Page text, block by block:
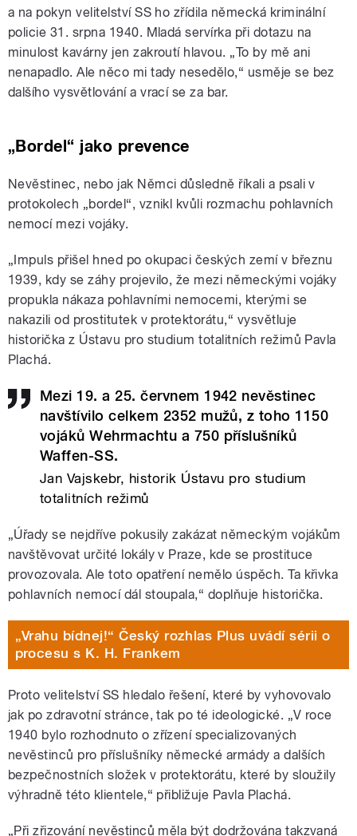
a na pokyn velitelství SS ho zřídila německá kriminální
policie 31. srpna 1940. Mladá servírka při dotazu na
minulost kavárny jen zakroutí hlavou. „To by mě ani
nenapadlo. Ale něco mi tady nesedělo,“ usměje se bez
dalšího vysvětlování a vrací se za bar.
„Bordel“ jako prevence
Nevěstinec, nebo jak Němci důsledně říkali a psali v
protokolech „bordel“, vznikl kvůli rozmachu pohlavních
nemocí mezi vojáky.
„Impuls přišel hned po okupaci českých zemí v březnu
1939, kdy se záhy projevilo, že mezi německými vojáky
propukla nákaza pohlavními nemocemi, kterými se
nakazili od prostitutek v protektorátu,“ vysvětluje
historička z Ústavu pro studium totalitních režimů Pavla
Plachá.
Mezi 19. a 25. červnem 1942 nevěstinec
navštívilo celkem 2352 mužů, z toho 1150
vojáků Wehrmachtu a 750 příslušníků
Waffen-SS.
Jan Vajskebr, historik Ústavu pro studium
totalitních režimů
„Úřady se nejdříve pokusily zakázat německým vojákům
navštěvovat určité lokály v Praze, kde se prostituce
provozovala. Ale toto opatření nemělo úspěch. Ta křivka
pohlavních nemocí dál stoupala,“ doplňuje historička.
„Vrahu bídnej!“ Český rozhlas Plus uvádí sérii o
procesu s K. H. Frankem
Proto velitelství SS hledalo řešení, které by vyhovovalo
jak po zdravotní stránce, tak po té ideologické. „V roce
1940 bylo rozhodnuto o zřízení specializovaných
nevěstinců pro příslušníky německé armády a dalších
bezpečnostních složek v protektorátu, které by sloužily
výhradně této klientele,“ přibližuje Pavla Plachá.
„Při zřizování nevěstinců měla být dodržována takzvaná